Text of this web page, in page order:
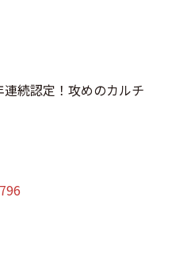
連続認定！攻めのカルチ